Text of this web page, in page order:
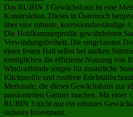
Das RUBIN 3 Gewächshaus ist eine
Konstruktion. Dieses in Österreich
über eine robuste, korrosionsbeständige
Die Hohlkammerprofile gewährleisten
Verwindungsfreiheit. Die eingefassten
einen festen Halt selbst bei starken
ermöglichen die effiziente Nutzung von
Windverbände sorgen für zusätzliche
Klickprofile und rostfreie
Merkmale, die dieses Gewächshaus zur
passionierten Gärtner machen. Mit einer
RUBIN 3 nicht nur ein robustes
sicheres Investment.